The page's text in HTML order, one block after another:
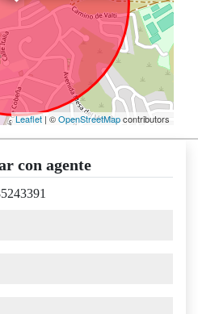
Leaflet | ©OpenStreetMapcontributors
con agente